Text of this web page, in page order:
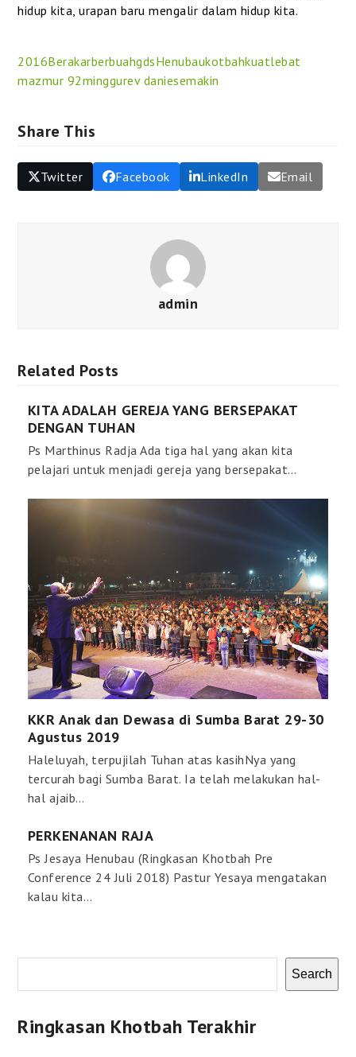
hidup kita, urapan baru mengalir dalam hidup kita.
2016BerakarberbuahgdsHenubaukotbahkuatlebat
mazmur 92minggurev daniesemakin
Share This
Twitter Facebook LinkedIn Email
admin
Related Posts
KITA ADALAH GEREJA YANG BERSEPAKAT
DENGAN TUHAN
Ps Marthinus Radja Ada tiga hal yang akan kita
pelajari untuk menjadi gereja yang bersepakat…
KKR Anak dan Dewasa di Sumba Barat 29-30
Agustus 2019
Haleluyah, terpujilah Tuhan atas kasihNya yang
tercurah bagi Sumba Barat. Ia telah melakukan hal-
hal ajaib…
PERKENANAN RAJA
Ps Jesaya Henubau (Ringkasan Khotbah Pre
Conference 24 Juli 2018) Pastur Yesaya mengatakan
kalau kita…
Search
Ringkasan Khotbah Terakhir